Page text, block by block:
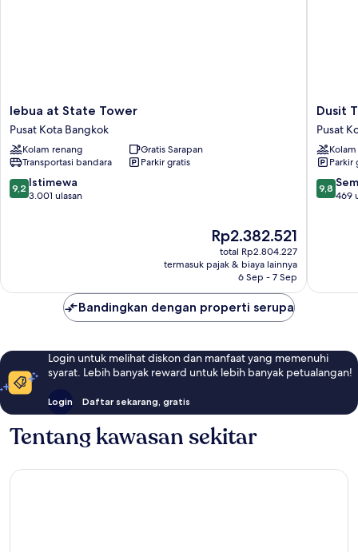
lebua
at
State
Tower
Pusat
Kota
Bangkok
lebua at State Tower
Pusat Kota Bangkok
Kolam renang
Gratis Sarapan
Transportasi bandara
Parkir gratis
9.2
dari
9,2 Istimewa
3.001 ulasan
Harga
sekarang
Rp2.382.521
Rp2.382.521
total Rp2.804.227
termasuk pajak & biaya lainnya
6 Sep - 7 Sep
Dusit
Thani
Pusat
Kota
Dusit
Pusat
Parkir
9.8
dari
9,8
469
Bandingkan dengan properti serupa
Login untuk melihat diskon dan manfaat yang memenuhi
syarat. Lebih banyak reward untuk lebih banyak petualangan!
Login Daftar sekarang, gratis
Tentang kawasan sekitar